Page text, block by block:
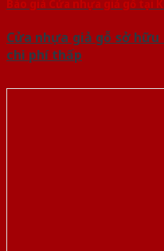
Báo giá Cửa nhựa giả gỗ tại
Cửa nhựa giả gỗ sở
chi phí thấp